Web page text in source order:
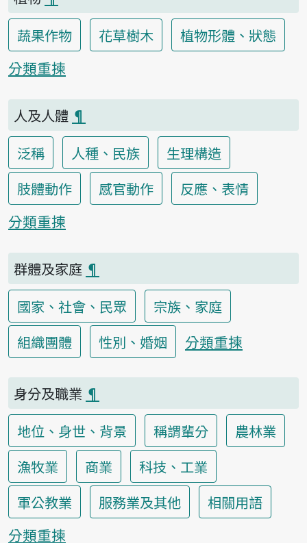
蔬果作物
花草樹木
植物形體、狀態
分類重揀
人及人體 ¶
泛稱
人種、民族
生理構造
肢體動作
感官動作
反應、表情
分類重揀
群體及家庭 ¶
國家、社會、民眾
宗族、家庭
組織團體
性別、婚姻 分類重揀
身分及職業 ¶
地位、身世、背景
稱謂輩分
農林業
漁牧業
商業
科技、工業
軍公教業
服務業及其他
相關用語
分類重揀